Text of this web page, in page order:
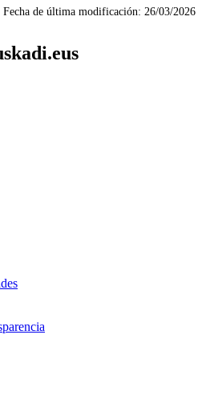
Fecha de última modificación: 26/03/2026